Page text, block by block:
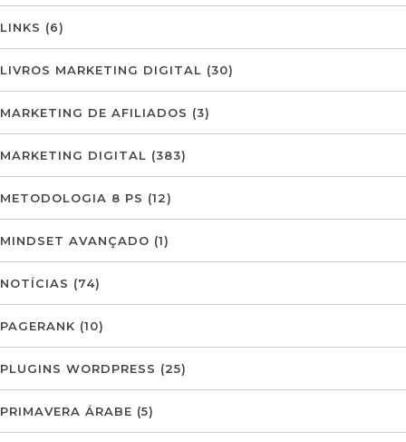
LINKS (6)
LIVROS MARKETING DIGITAL (30)
MARKETING DE AFILIADOS (3)
MARKETING DIGITAL (383)
METODOLOGIA 8 PS (12)
MINDSET AVANÇADO (1)
NOTÍCIAS (74)
PAGERANK (10)
PLUGINS WORDPRESS (25)
PRIMAVERA ÁRABE (5)